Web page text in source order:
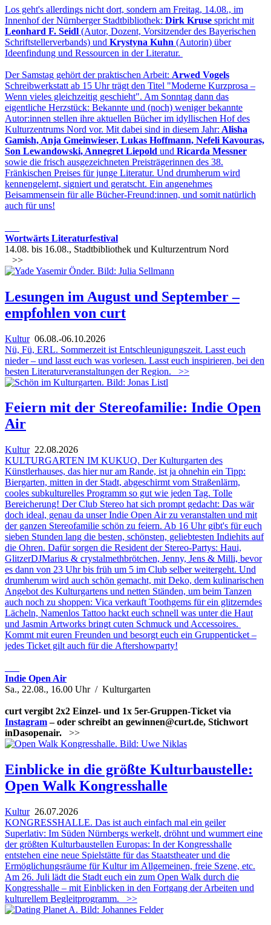
Los geht's allerdings nicht dort, sondern am Freitag, 14.08., im
Innenhof der Nürnberger Stadtbibliothek: Dirk Kruse spricht mit
Leonhard F. Seidl (Autor, Dozent, Vorsitzender des Bayerischen
Schriftstellerverbands) und Krystyna Kuhn (Autorin) über
Ideenfindung und Ressourcen in der Literatur.
Der Samstag gehört der praktischen Arbeit: Arwed Vogels
Schreibwerkstatt ab 15 Uhr trägt den Titel "Moderne Kurzprosa –
Wenn vieles gleichzeitig geschieht". Am Sonntag dann das
eigentliche Herzstück: Bekannte und (noch) weniger bekannte
Autor:innen stellen ihre aktuellen Bücher im idyllischen Hof des
Kulturzentrums Nord vor. Mit dabei sind in diesem Jahr: Alisha
Gamish, Anja Gmeinwieser, Lukas Hoffmann, Nefeli Kavouras,
Son Lewandowski, Annegret Liepold und Ricarda Messner
sowie die frisch ausgezeichneten Preisträgerinnen des 38.
Fränkischen Preises für junge Literatur. Und drumherum wird
kennengelernt, signiert und geratscht. Ein angenehmes
Beisammensein für alle Bücher-Freund:innen, und somit natürlich
auch für uns!
Wortwärts Literaturfestival
14.08. bis 16.08., Stadtbibliothek und Kulturzentrum Nord
>>
Lesungen im August und September –
empfohlen von curt
Kultur06.08.-06.10.2026
Nü, Fü, ERL. Sommerzeit ist Entschleunigungszeit. Lasst euch
nieder – und lasst euch was vorlesen. Lasst euch inspirieren, bei den
besten Literaturveranstaltungen der Region.
>>
Feiern mit der Stereofamilie: Indie Open
Air
Kultur22.08.2026
KULTURGARTEN IM KUKUQ. Der Kulturgarten des
Künstlerhauses, das hier nur am Rande, ist ja ohnehin ein Tipp:
Biergarten, mitten in der Stadt, abgeschirmt vom Straßenlärm,
cooles subkulturelles Programm so gut wie jeden Tag. Tolle
Bereicherung! Der Club Stereo hat sich prompt gedacht: Das wär
doch ideal, genau da unser Indie Open Air zu veranstalten und mit
der ganzen Stereofamilie schön zu feiern. Ab 16 Uhr gibt's für euch
sieben Stunden lang die besten, schönsten, geliebtesten Indiehits auf
die Ohren. Dafür sorgen die Resident der Stereo-Partys: Haui,
GlitzerDJMarius & crystalmethbrötchen, Jenny, Jens & Milli, bevor
es dann von 23 Uhr bis früh um 5 im Club selber weitergeht. Und
drumherum wird auch schön gemacht, mit Deko, dem kulinarischen
Angebot des Kulturgartens und netten Ständen, um beim Tanzen
auch noch zu shoppen: Vica verkauft Toothgems für ein glitzerndes
Lächeln, Namenlos Tattoo hackt euch schnell was unter die Haut
und Jasmin Artworks bringt cuten Schmuck und Accessoires.
Kommt mit euren Freunden und besorgt euch ein Gruppenticket –
jedes Ticket gilt auch für die Aftershowparty!
Indie Open Air
Sa., 22.08., 16.00 Uhr / Kulturgarten
curt vergibt 2x2 Einzel- und 1x 5er-Gruppen-Ticket via
Instagram– oder schreibt an gewinnen@curt.de, Stichwort
inDasopenair.
>>
Einblicke in die größte Kulturbaustelle:
Open Walk Kongresshalle
Kultur26.07.2026
KONGRESSHALLE. Das ist auch einfach mal ein geiler
Superlativ: Im Süden Nürnbergs werkelt, dröhnt und wummert eine
der größten Kulturbaustellen Europas: In der Kongresshalle
entstehen eine neue Spielstätte für das Staatstheater und die
Ermöglichungsräume für Kultur im Allgemeinen, freie Szene, etc.
Am 26. Juli lädt die Stadt euch ein zum Open Walk durch die
Kongresshalle – mit Einblicken in den Fortgang der Arbeiten und
kulturellem Begleitprogramm.
>>